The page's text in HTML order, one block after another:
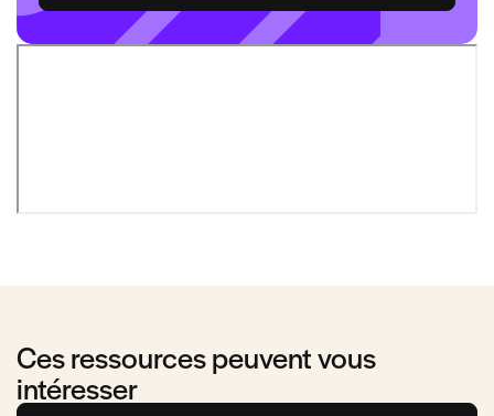
Ces ressources peuvent vous
intéresser